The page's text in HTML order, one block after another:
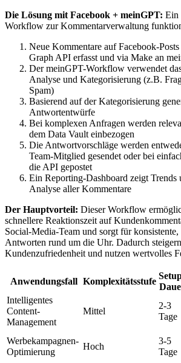
Die Lösung mit Facebook + meinGPT: Ein
Workflow zur Kommentarverwaltung
Neue Kommentare auf Facebook-
Graph API erfasst und via Make an
Der meinGPT-Workflow verwendet
Analyse und Kategorisierung (z.B.
Spam)
Basierend auf der Kategorisierung
Antwortentwürfe
Bei komplexen Anfragen werden
dem Data Vault einbezogen
Die Antwortvorschläge werden
Team-Mitglied gesendet oder bei
die API gepostet
Ein Reporting-Dashboard zeigt Trends
Analyse aller Kommentare
Der Hauptvorteil: Dieser Workflow
schnellere Reaktionszeit auf
Social-Media-Team und sorgt für
Antworten rund um die Uhr. Dadurch
Kundenzufriedenheit und nutzen wertvolles
Anwendungsfall Komplexitätsstufe
Intelligentes
Content-
Management
Mittel
2-3
Tage
Werbekampagnen-
Optimierung
Hoch
3-5
Tage